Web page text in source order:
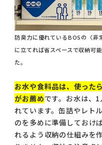
防臭力に優れているBOSの〈非
に立てれば省スペースで収納可
た。
お水や食料品は、使った
がお薦めです。お水は、
れています。缶詰やレト
のを多めに準備しておけ
れるよう収納の仕組みを